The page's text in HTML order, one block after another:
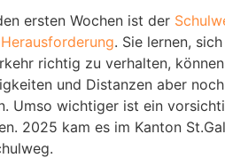
ersten Wochen ist der
. Sie lernen,
richtig zu verhalten,
und Distanzen aber
Umso wichtiger ist ein
2025 kam es im Kanton